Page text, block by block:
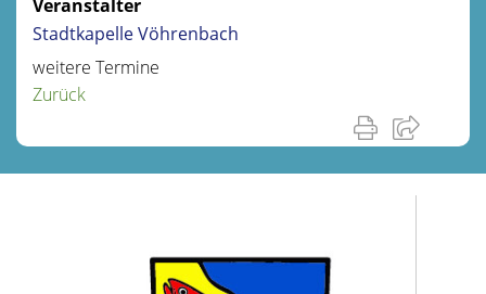
Veranstalter
Stadtkapelle Vöhrenbach
weitere Termine
Zurück